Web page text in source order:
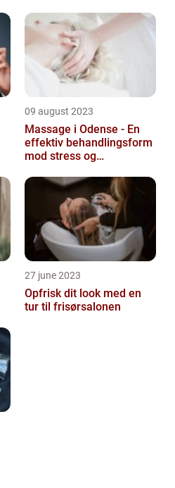
09 august 2023
Massage i Odense - En
effektiv behandlingsform
mod stress og
27 june 2023
Opfrisk dit look med en
tur til frisørsalonen